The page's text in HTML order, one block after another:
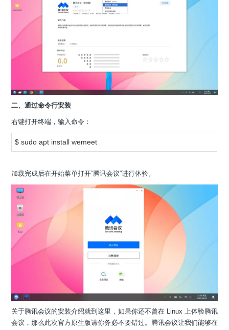
二、通过命令行安装
右键打开终端，输入命令：
$ sudo apt install wemeet
加载完成后在开始菜单打开“腾讯会议”进行体验。
关于腾讯会议的安装介绍就到这里，如果你还不曾在 Linux 上体验腾讯
会议，那么此次官方原生版请你务必不要错过。腾讯会议让我们能够在